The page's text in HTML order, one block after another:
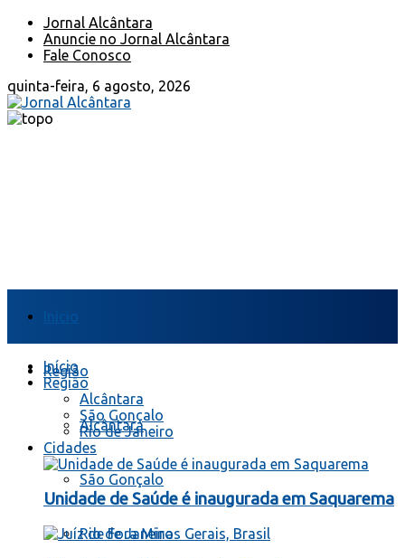
Jornal Alcântara
Anuncie no Jornal Alcântara
Fale Conosco
quinta-feira, 6 agosto, 2026
Início
Região
Alcântara
São Gonçalo
Rio de Janeiro
Início
Região
Alcântara
São Gonçalo
Rio de Janeiro
Cidades
Unidade de Saúde é inaugurada em Saquarema